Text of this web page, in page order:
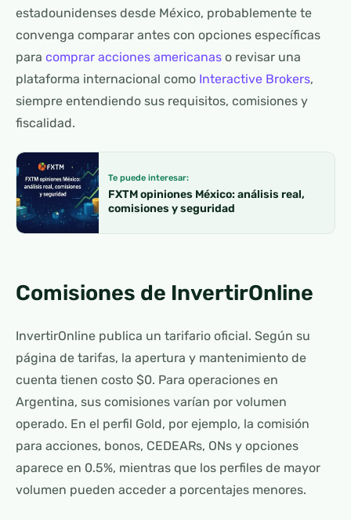
estadounidenses desde México, probablemente te
convenga comparar antes con opciones específicas
para comprar acciones americanas o revisar una
plataforma internacional como Interactive Brokers,
siempre entendiendo sus requisitos, comisiones y
fiscalidad.
Te puede interesar:
FXTM opiniones México: análisis real,
comisiones y seguridad
Comisiones de InvertirOnline
InvertirOnline publica un tarifario oficial. Según su
página de tarifas, la apertura y mantenimiento de
cuenta tienen costo $0. Para operaciones en
Argentina, sus comisiones varían por volumen
operado. En el perfil Gold, por ejemplo, la comisión
para acciones, bonos, CEDEARs, ONs y opciones
aparece en 0.5%, mientras que los perfiles de mayor
volumen pueden acceder a porcentajes menores.